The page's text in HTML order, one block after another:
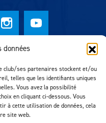
données
club/ses partenaires stockent et/ou
telles que les identifiants uniques
Vous avez la possibilité
en cliquant ci-dessous. Vous
à cette utilisation de données, cela
site web.
Club 2026
Agency